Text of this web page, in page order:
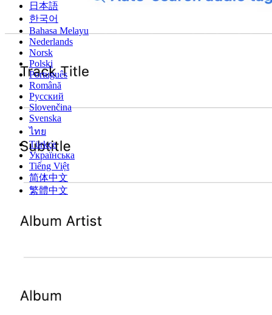
日本語
한국어
Bahasa Melayu
Nederlands
Norsk
Polski
Português
Română
Русский
Slovenčina
Svenska
ไทย
Türkçe
Українська
Tiếng Việt
简体中文
繁體中文